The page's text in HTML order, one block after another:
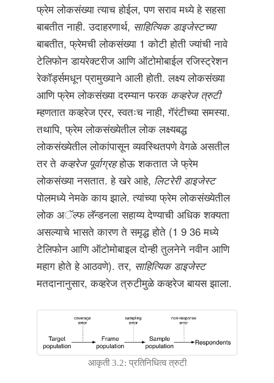
फ्रेम लोकसंख्या त्याच होईल, पण सराव मध्ये हे सहसा
बाबतीत नाही. उदाहरणार्थ, साहित्यिक डाइजेस्टच्या
बाबतीत, फ्रेमची लोकसंख्या 1 कोटी होती ज्यांची नावे
टेलिफोन डायरेक्टरीज आणि ऑटोमोबाईल रजिस्ट्रेशन
रेकॉर्ड्समधून प्रामुख्याने आली होती. लक्ष्य लोकसंख्या
आणि फ्रेम लोकसंख्या दरम्यान फरक कव्हरेज त्रुटी
म्हणतात कव्हरेज एरर, स्वतःच नाही, गॅरंटीच्या समस्या.
तथापि, फ्रेम लोकसंख्येतील लोक लक्ष्यबद्ध
लोकसंख्येतील लोकांपासून व्यवस्थितपणे वेगळे असतील
तर ते कव्हरेज पूर्वाग्रहहोऊ शकतात जे फ्रेम
लोकसंख्या नसतात. हे खरे आहे, लिटरेरी डाइजेस्ट
पोलमध्ये नेमके काय झाले. त्यांच्या फ्रेम लोकसंख्येतील
लोक अॅल्फ लॅन्डनला सहाय्य देण्याची अधिक शक्यता
असल्याचे भासते कारण ते समृद्ध होते (1 9 36 मध्ये
टेलिफोन आणि ऑटोमोबाइल दोन्ही तुलनेने नवीन आणि
महाग होते हे आठवणे). तर, साहित्यिक डाइजेस्ट
मतदानानुसार, कव्हरेज त्रुटीमुळे कव्हरेज बायस झाला.
आकृती 3.2: प्रतिनिधित्व त्रुटी